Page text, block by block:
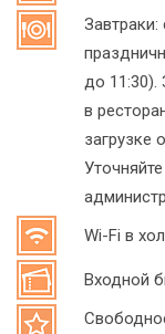
до 11:30).
в
загрузке
Wi-Fi в
Входной